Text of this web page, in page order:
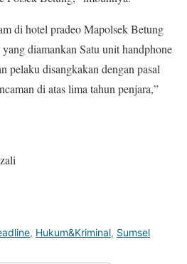
di hotel pradeo Mapolsek Betung
diamankan Satu unit handphone
disangkakan dengan pasal
di atas lima tahun penjara,”
, Hukum&Kriminal, Sumsel